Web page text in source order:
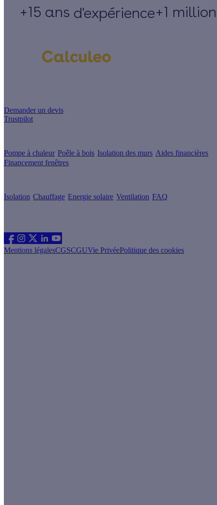
+15 ans d'expérience+1
Demander un devis
Trustpilot
Pompe à chaleur Poêle à bois Isolation des murs Aides financières
Financement fenêtres
Isolation Chauffage Energie solaire Ventilation FAQ
Mentions légalesCGSCGUVie PrivéePolitique des cookies